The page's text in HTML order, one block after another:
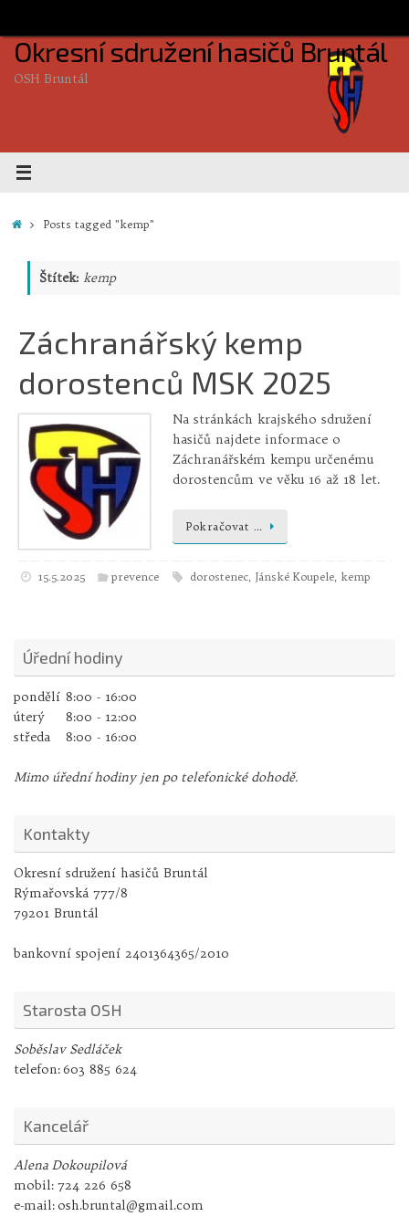
content
Okresní sdružení hasičů Bruntál
OSH Bruntál
HomePosts tagged "kemp"
Štítek: kemp
Záchranářský kemp
dorostenců MSK 2025
Na stránkách krajského sdružení
hasičů najdete informace o
Záchranářském kempu určenému
dorostencům ve věku 16 až 18 let.
Pokračovat …
15.5.2025 prevence dorostenec, Jánské Koupele, kemp
Úřední hodiny
pondělí 8:00 - 16:00
úterý
8:00 - 12:00
středa
8:00 - 16:00
Mimo úřední hodiny jen po telefonické dohodě.
Kontakty
Okresní sdružení hasičů Bruntál
Rýmařovská 777/8
79201 Bruntál
bankovní spojení 2401364365/2010
Starosta OSH
Soběslav Sedláček
telefon:603 885 624
Kancelář
Alena Dokoupilová
mobil: 724 226 658
e-mail:osh.bruntal@gmail.com